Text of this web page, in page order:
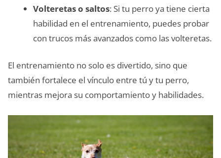
Volteretas o saltos: Si tu perro ya tiene cierta
habilidad en el entrenamiento, puedes probar
con trucos más avanzados como las volteretas.
El entrenamiento no solo es divertido, sino que
también fortalece el vínculo entre tú y tu perro,
mientras mejora su comportamiento y habilidades.